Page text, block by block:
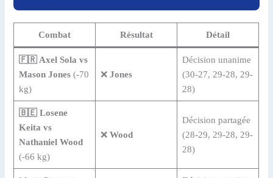
Combat Résultat Détail
🇫🇷 Axel Sola vs
Mason Jones(-70
kg)
❌ Jones
Décision unanime
(30-27, 29-28, 29-
28)
🇧🇪 Losene
Keita vs
Nathaniel Wood
(-66 kg)
❌ Wood
Décision partagée
(28-29, 29-28, 29-
28)